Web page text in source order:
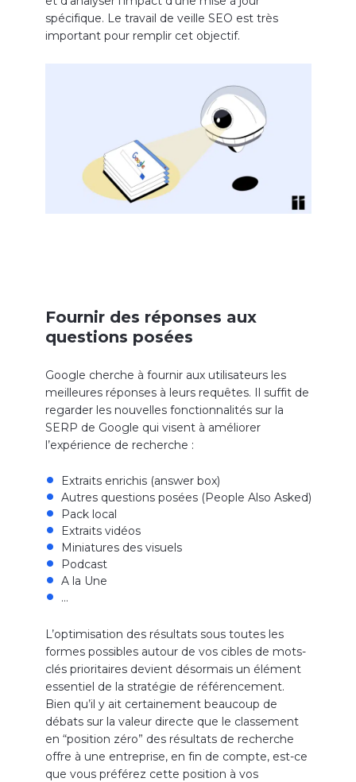
spécifique. Le travail de veille SEO est très
important pour remplir cet objectif.
Fournir des réponses aux
questions posées
Google cherche à fournir aux utilisateurs les
meilleures réponses à leurs requêtes. Il suffit de
regarder les nouvelles fonctionnalités sur la
SERP de Google qui visent à améliorer
l’expérience de recherche :
Extraits enrichis (answer box)
Autres questions posées (People Also Asked)
Pack local
Extraits vidéos
Miniatures des visuels
Podcast
A la Une
…
L’optimisation des résultats sous toutes les
formes possibles autour de vos cibles de mots-
clés prioritaires devient désormais un élément
essentiel de la stratégie de référencement.
Bien qu’il y ait certainement beaucoup de
débats sur la valeur directe que le classement
en “position zéro” des résultats de recherche
offre à une entreprise, en fin de compte, est-ce
que vous préférez cette position à vos